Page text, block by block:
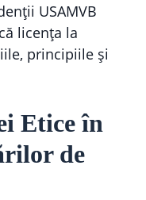
USAMVB
licența la
principiile și
Etice în
de